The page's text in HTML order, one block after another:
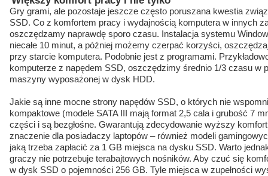
Gry grami, ale pozostaje jeszcze często poruszana kwestia
SSD. Co z komfortem pracy i wydajnością komputera w innych
oszczędzamy naprawdę sporo czasu. Instalacja systemu
niecałe 10 minut, a później możemy czerpać korzyści,
przy starcie komputera. Podobnie jest z programami.
komputerze z napędem SSD, oszczędzimy średnio 1/3 czasu w
maszyny wyposażonej w dysk HDD.
Jakie są inne mocne strony napędów SSD, o których nie
kompaktowe (modele SATA III mają format 2,5 cala i grubość 7
części i są bezgłośne. Gwarantują zdecydowanie wyższy
znaczenie dla posiadaczy laptopów – również modeli
jaką trzeba zapłacić za 1 GB miejsca na dysku SSD. Warto
graczy nie potrzebuje terabajtowych nośników. Aby czuć się
w dysk SSD o pojemności 256 GB. Tyle miejsca w zupełności